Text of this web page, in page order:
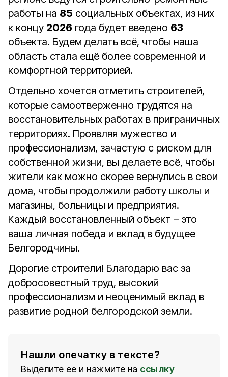
работы на 85 социальных объектах, из них
к концу 2026 года будет введено 63
объекта. Будем делать всё, чтобы наша
область стала ещё более современной и
комфортной территорией.
Отдельно хочется отметить строителей,
которые самоотверженно трудятся на
восстановительных работах в приграничных
территориях. Проявляя мужество и
профессионализм, зачастую с риском для
собственной жизни, вы делаете всё, чтобы
жители как можно скорее вернулись в свои
дома, чтобы продолжили работу школы и
магазины, больницы и предприятия.
Каждый восстановленный объект – это
ваша личная победа и вклад в будущее
Белгородчины.
Дорогие строители! Благодарю вас за
добросовестный труд, высокий
профессионализм и неоценимый вклад в
развитие родной белгородской земли.
Нашли опечатку в тексте?
Выделите ее и нажмите на ссылку